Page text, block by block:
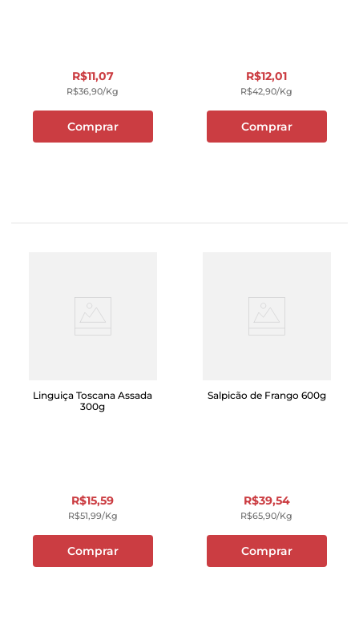
R$11,07
R$36,90/kg
Comprar
R$12,01
R$42,90/kg
Comprar
Linguiça Toscana Assada
300g
R$15,59
R$51,99/kg
Comprar
Salpicão de Frango 600g
R$39,54
R$65,90/kg
Comprar